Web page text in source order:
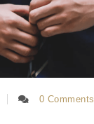
0 Comments